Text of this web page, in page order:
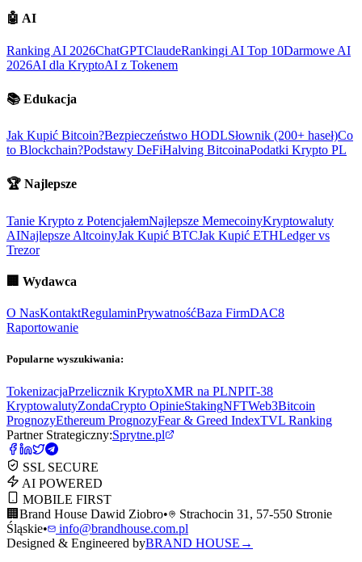
🤖 AI
Ranking AI 2026ChatGPTClaudeRankingi AI Top 10Darmowe AI
2026AI dla KryptoAI z Tokenem
📚 Edukacja
Jak Kupić Bitcoin?Bezpieczeństwo HODLSłownik (200+ haseł)Co
to Blockchain?Podstawy DeFiHalving BitcoinaPodatki Krypto PL
🏆 Najlepsze
Tanie Krypto z PotencjałemNajlepsze MemecoinyKryptowaluty
AINajlepsze AltcoinyJak Kupić BTCJak Kupić ETHLedger vs
Trezor
🏢 Wydawca
O NasKontaktRegulaminPrywatnośćBaza FirmDAC8
Raportowanie
Popularne wyszukiwania:
TokenizacjaPrzelicznik KryptoXMR na PLNPIT-38
KryptowalutyZondaCrypto OpinieStakingNFTWeb3Bitcoin
PrognozyEthereum PrognozyFear & Greed IndexTVL Ranking
Partner Strategiczny:Sprytne.pl
SSL SECURE
AI POWERED
MOBILE FIRST
🏢 Brand House Dawid Ziobro•
Strachocin 31, 57-550 Stronie
Śląskie•
info@brandhouse.com.pl
Designed & Engineered byBRAND HOUSE →